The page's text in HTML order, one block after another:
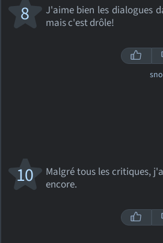
J'aime bien les dialogues
mais c'est drôle!
8
Malgré tous les critiques,
encore.
10